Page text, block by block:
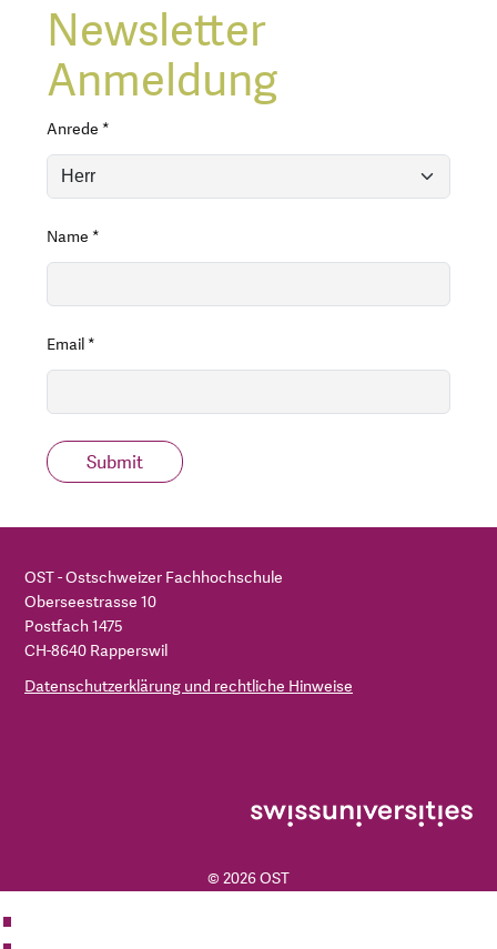
Newsletter
Anmeldung
Anrede *
Name *
Email *
Submit
OST - Ostschweizer Fachhochschule
Oberseestrasse 10
Postfach 1475
CH-8640 Rapperswil
Datenschutzerklärung und rechtliche Hinweise
© 2026 OST